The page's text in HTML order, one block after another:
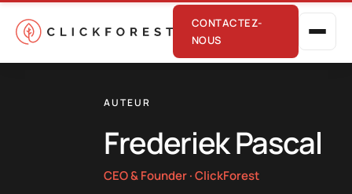
CONTACTEZ-
NOUS
AUTEUR
Frederiek Pascal
CEO & Founder · ClickForest